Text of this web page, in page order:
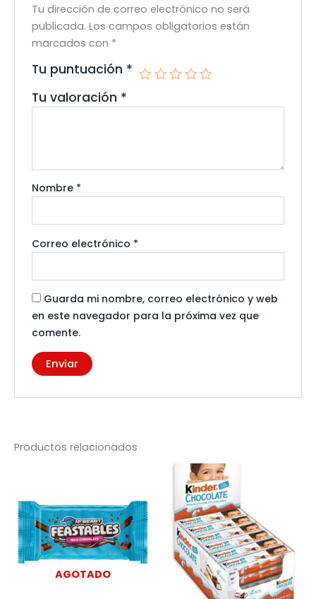
Tu dirección de correo electrónico no será
publicada. Los campos obligatorios están
marcados con *
Tu puntuación *
Tu valoración *
Nombre *
Correo electrónico *
Guarda mi nombre, correo electrónico y web
en este navegador para la próxima vez que
comente.
Productos relacionados
AGOTADO